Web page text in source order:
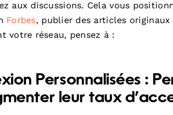
aux discussions. Cela vous
Forbes, publier des articles
votre réseau, pensez à :
Personnalisées :
leur taux